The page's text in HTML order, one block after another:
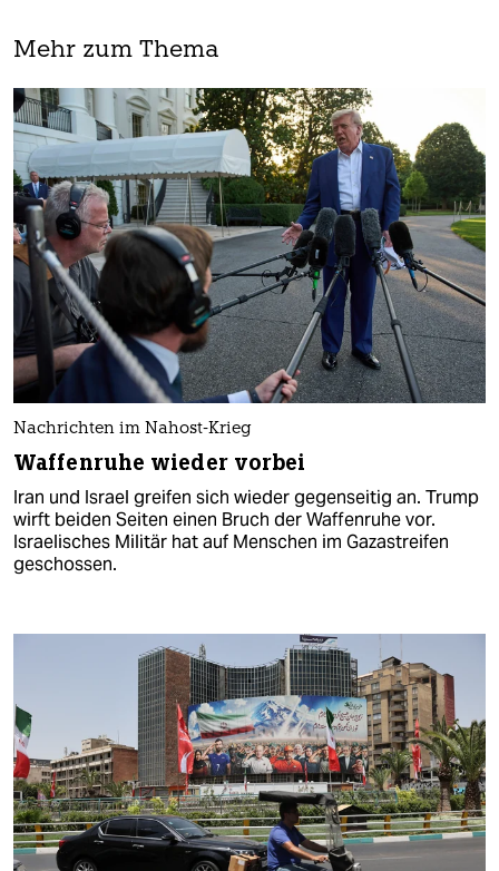
Mehr zum Thema
Nachrichten im Nahost-Krieg
Waffenruhe wieder vorbei
Iran und Israel greifen sich wieder gegenseitig an. Trump
wirft beiden Seiten einen Bruch der Waffenruhe vor.
Israelisches Militär hat auf Menschen im Gazastreifen
geschossen.